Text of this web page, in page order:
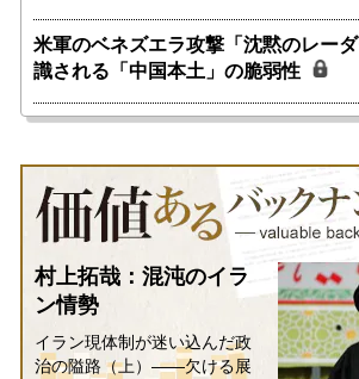
米軍のベネズエラ攻撃「沈黙のレー
識される「中国本土」の脆弱性
村上拓哉：混沌のイラ
ン情勢
イラン現体制が迷い込んだ政
治の隘路（上）――欠ける展